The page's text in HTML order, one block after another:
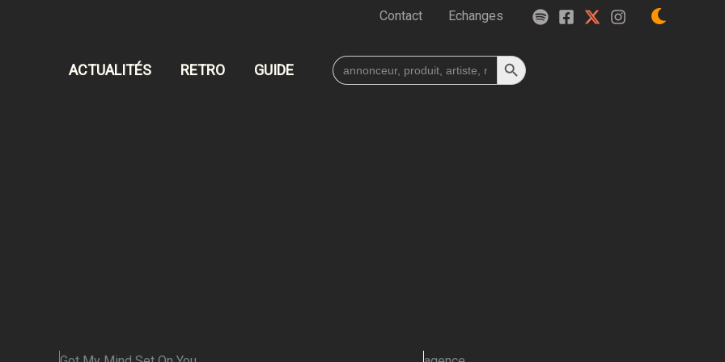
Contact Echanges
ACTUALITÉS RETRO GUIDE
Search
for:
Search Button